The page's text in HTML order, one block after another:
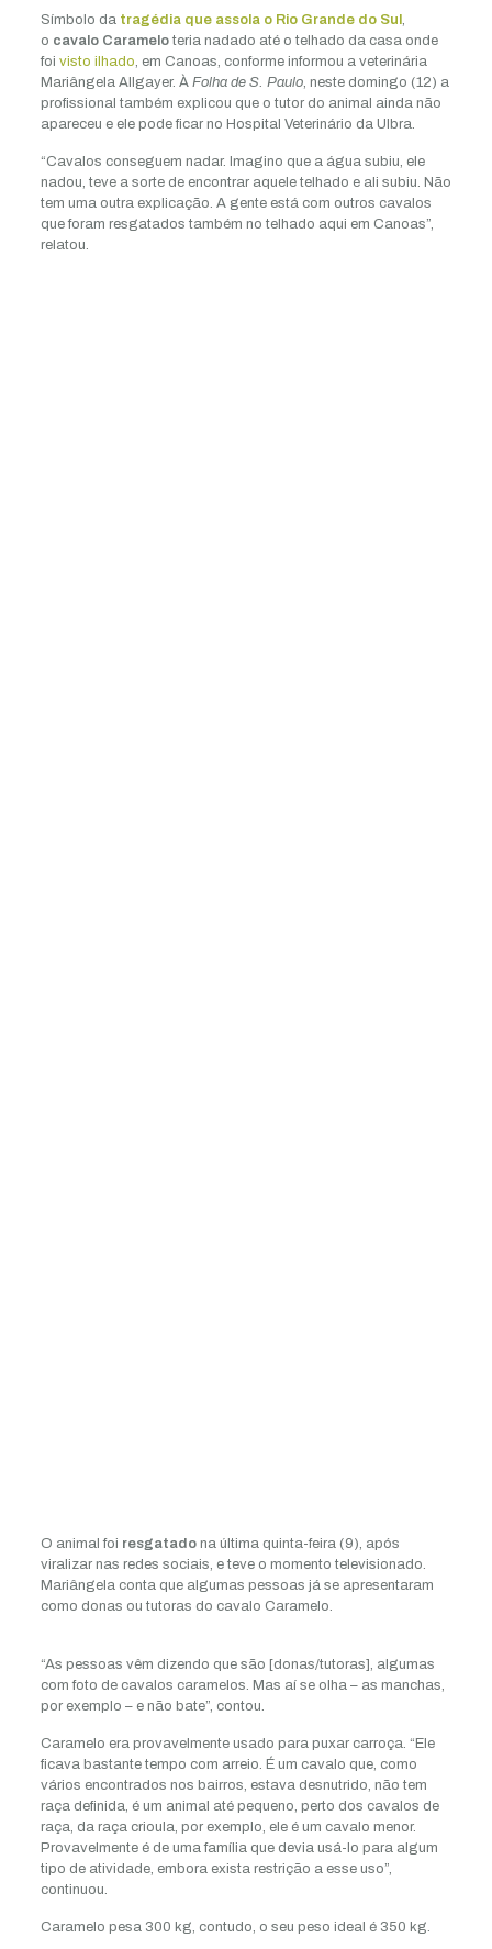
Símbolo da tragédia que assola o Rio Grande do Sul ,
o cavalo Carameloteria nadado até o telhado da casa onde
foi visto ilhado, em Canoas, conforme informou a veterinária
Mariângela Allgayer. À Folha de S. Paulo, neste domingo (12) a
profissional também explicou que o tutor do animal ainda não
apareceu e ele pode ficar no Hospital Veterinário da Ulbra.
“Cavalos conseguem nadar. Imagino que a água subiu, ele
nadou, teve a sorte de encontrar aquele telhado e ali subiu. Não
tem uma outra explicação. A gente está com outros cavalos
que foram resgatados também no telhado aqui em Canoas”,
relatou.
O animal foi resgatadona última quinta-feira (9), após
viralizar nas redes sociais, e teve o momento televisionado.
Mariângela conta que algumas pessoas já se apresentaram
como donas ou tutoras do cavalo Caramelo.
“As pessoas vêm dizendo que são [donas/tutoras], algumas
com foto de cavalos caramelos. Mas aí se olha – as manchas,
por exemplo – e não bate”, contou.
Caramelo era provavelmente usado para puxar carroça. “Ele
ficava bastante tempo com arreio. É um cavalo que, como
vários encontrados nos bairros, estava desnutrido, não tem
raça definida, é um animal até pequeno, perto dos cavalos de
raça, da raça crioula, por exemplo, ele é um cavalo menor.
Provavelmente é de uma família que devia usá-lo para algum
tipo de atividade, embora exista restrição a esse uso”,
continuou.
Caramelo pesa 300 kg, contudo, o seu peso ideal é 350 kg.